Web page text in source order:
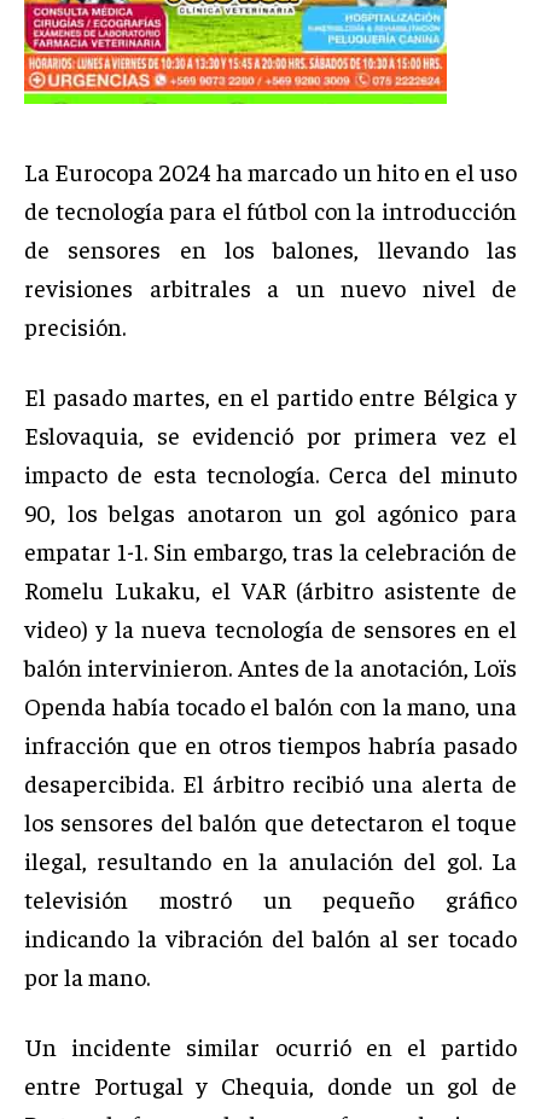
La Eurocopa 2024 ha marcado un hito en el uso
de tecnología para el fútbol con la introducción
de sensores en los balones, llevando las
revisiones arbitrales a un nuevo nivel de
precisión.
El pasado martes, en el partido entre Bélgica y
Eslovaquia, se evidenció por primera vez el
impacto de esta tecnología. Cerca del minuto
90, los belgas anotaron un gol agónico para
empatar 1-1. Sin embargo, tras la celebración de
Romelu Lukaku, el VAR (árbitro asistente de
video) y la nueva tecnología de sensores en el
balón intervinieron. Antes de la anotación, Loïs
Openda había tocado el balón con la mano, una
infracción que en otros tiempos habría pasado
desapercibida. El árbitro recibió una alerta de
los sensores del balón que detectaron el toque
ilegal, resultando en la anulación del gol. La
televisión mostró un pequeño gráfico
indicando la vibración del balón al ser tocado
por la mano.
Un incidente similar ocurrió en el partido
entre Portugal y Chequia, donde un gol de